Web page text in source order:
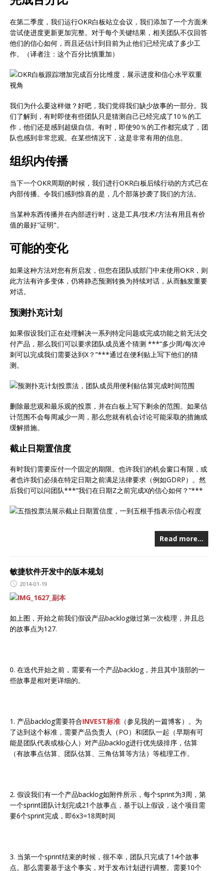
在第二季度，我们运行OKR白板站立会议，我们添加了一个方面来
尝试使进度更新更加完整。对于每个关键结果，相关团队不仅回答
他们的信心如何，而且还估计到目前为止他们已经完成了多少工
作。（译者注：这个百分比慎重加）
我们为什么要这样做？好吧，我们觉得我们缺少故事的一部分。我
们了解到，有时即使有些团队只是猜测自己已经完成了10％的工
作，他们还是感到超级自信。有时，即使90％的工作都完成了，团
队也感到非常悲观。在某些情况下，这是非常有用的信息。
组织内传播
当下一个OKR周期的时候，我们进行OKR白板后续行动的方式已在
内部传播。令我们感到惊喜的是，几个部落抄袭了我们的方法。
当某种东西传播并在内部进行时，这是工具/技术/方法有用且有价
值的最好"证明"。
可能的变化
如果这种方法对您有所启发，但您在团队或部门中未使用OKR，则
此方法有许多变体，仍将静态预测转换为持续对话，从而触发重要
对话。
预测扑克计划
如果假设我们正在处理解决一系列特定问题或完成功能之前无法交
付产品，那么我们可以要求团队成员逐个猜测 ***“多少周/每次冲
刺可以完成我们需要达到X？”***通过在便利贴上写下他们的猜
测。
删除最悲观和最乐观的投票，并在白板上写下剩余的范围。如果估
计范围不会每周减少一周，那么您就有机会讨论可能采取的措施或
缓解措施。
截止日期置信度
有时我们需要应付一个固定的期限。也许我们的机会窗口有限，或
者也许我们必须在特定日期之前满足法律要求（例如GDRP）。然
后我们可以问团队***“我们在日期Z之前完成X的信心如何？”***
Read more…
敏捷软件开发中的版本规划
2014-01-19
如上图，开始之前我们假设产品backlog做过第一次梳理，并且总
的故事点为127.
0. 在迭代开始之前，需要有一个产品backlog，并且其中顶部的一
些故事是相对更详细的。
1. 产品backlog需要符合INVEST标准 （参见我的一篇博客）。为
了达到这个标准，需要产品负责人（PO）和团队一起（早期有可
能是团队代表或核心人）对产品backlog进行优先级排序，估算
（有故事点估算、团队估算、三角估算等方法）等梳理工作。
2. 假设我们有一个产品backlog如附件所示，每个sprint为3周，第
一个sprint团队计划完成21个故事点，基于以上假设，这个项目需
要6个sprint完成，即6x3=18周时间
3. 当第一个sprint结束的时候，很不幸，团队只完成了14个故事
点。那么需要基于这个事实，对于发布计划进行调整。需要10个